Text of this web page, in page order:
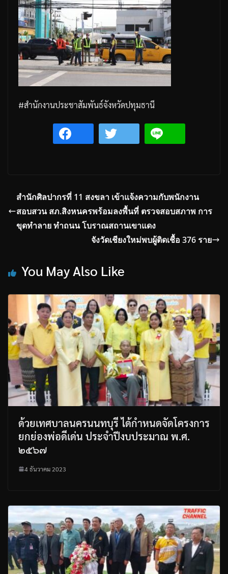
#สำนักงานประชาสัมพันธ์จังหวัดปทุมธานี
สำนักศิลปากรที่ 11 สงขลา เข้าแจ้งความกับพนักงาน
สอบสวน สภ.สิงหนครพร้อมลงพื้นที่ ตรวจสอบสภาพ การ
ขุดทำลาย ทำถนน โบราณสถานเขาแดง
จังวัดเชียงใหม่พบผู้ติดเชื้อ 376 ราย
You May Also Like
ด้วยเทศบาลนครนนทบุรี ได้กำหนดจัดโครงการ
ยกย่องพ่อดีเด่น ประจำปีงบประมาณ พ.ศ.
๒๕๖๗
4 ธันวาคม 2023